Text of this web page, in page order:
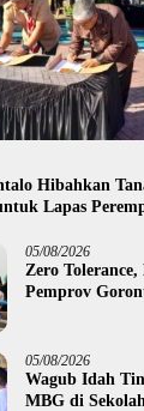
Hibahkan
Lapas
05/08/2026
Zero Tolerance,
Pemprov
05/08/2026
Wagub Idah
MBG di